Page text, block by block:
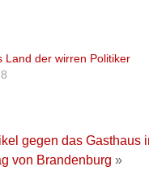
Land der wirren Politiker
gegen das Gasthaus
von Brandenburg »